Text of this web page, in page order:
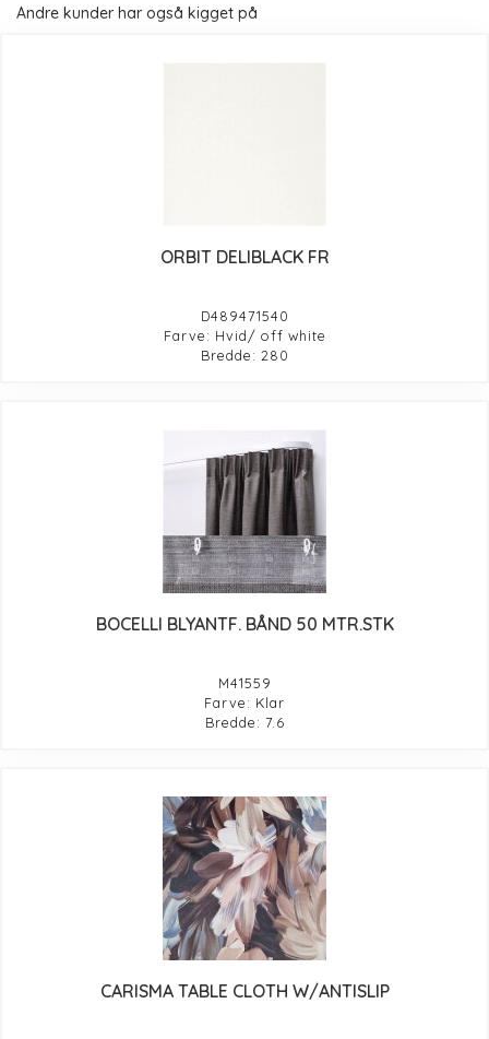
Andre kunder har også kigget på
ORBIT DELIBLACK FR
D489471540
Farve: Hvid/ off white
Bredde: 280
BOCELLI BLYANTF. BÅND 50 MTR.STK
M41559
Farve: Klar
Bredde: 7.6
CARISMA TABLE CLOTH W/ANTISLIP